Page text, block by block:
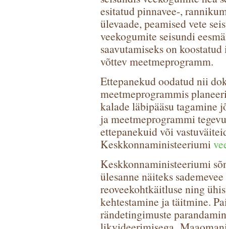
esitatud pinnavee-,
ülevaade, peamised vete
veekogumite seisundi
saavutamiseks on
võttev meetmeprogramm.
Ettepanekud oodatud nii
meetmeprogrammis
kalade läbipääsu tagamine
ja meetmeprogrammi
ettepanekuid või
Keskkonnaministeeriumi
Keskkonnaministeeriumi
ülesanne näiteks
reoveekohtkäitluse ning
kehtestamine ja täitmine.
rändetingimuste